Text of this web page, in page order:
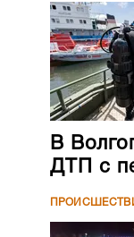
В
ДТП с